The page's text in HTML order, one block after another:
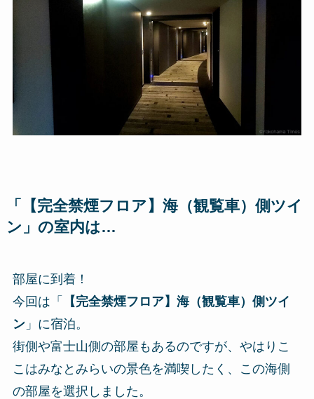
「【完全禁煙フロア】海（観覧車）側ツイ
ン」の室内は…
部屋に到着！
今回は「
【完全禁煙フロア】海（観覧車）側ツイ
ン」に宿泊。
街側や富士山側の部屋もあるのですが、やはりこ
こはみなとみらいの景色を満喫したく、この海側
の部屋を選択しました。